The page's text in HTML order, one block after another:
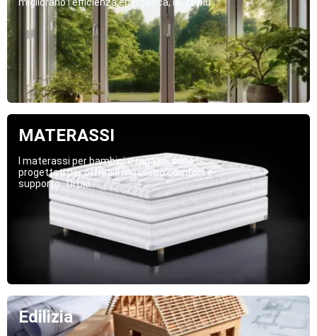
migliorano l’efficienza energetica, la...Di più
MATERASSI
I materassi per bambini e ragazzi sono
progettati per offrire il massimo comfort e
supporto...Di più
Edilizia